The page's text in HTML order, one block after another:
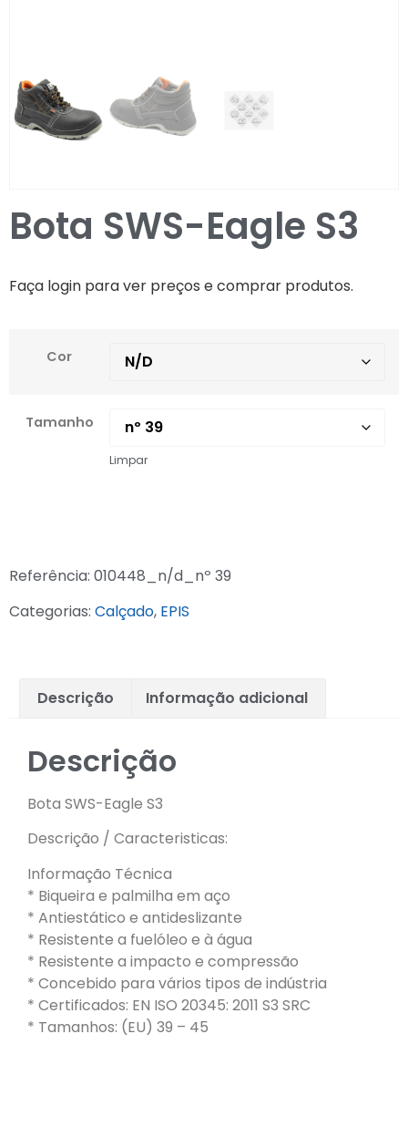
Bota SWS-Eagle S3
Faça login para ver preços e comprar produtos.
Cor
Tamanho
Limpar
Referência: 010448_n/d_nº 39
Categorias: Calçado, EPIS
Descrição Informação adicional
Descrição
Bota SWS-Eagle S3
Descrição / Caracteristicas:
Informação Técnica
* Biqueira e palmilha em aço
* Antiestático e antideslizante
* Resistente a fuelóleo e à água
* Resistente a impacto e compressão
* Concebido para vários tipos de indústria
* Certificados: EN ISO 20345: 2011 S3 SRC
* Tamanhos: (EU) 39 – 45